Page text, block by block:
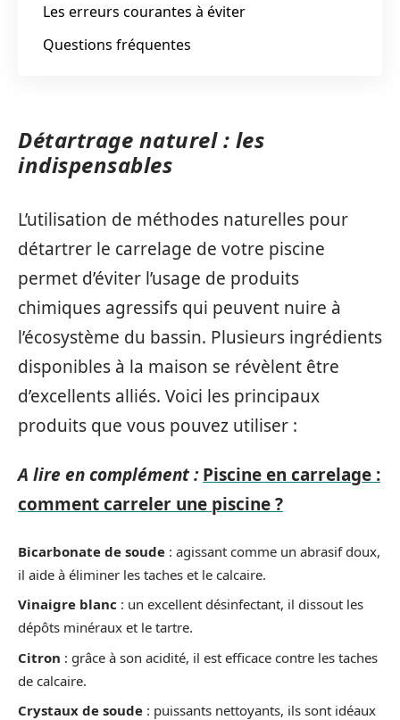
Les erreurs courantes à éviter
Questions fréquentes
Détartrage naturel : les
indispensables
L’utilisation de méthodes naturelles pour
détartrer le carrelage de votre piscine
permet d’éviter l’usage de produits
chimiques agressifs qui peuvent nuire à
l’écosystème du bassin. Plusieurs ingrédients
disponibles à la maison se révèlent être
d’excellents alliés. Voici les principaux
produits que vous pouvez utiliser :
A lire en complément : Piscine en carrelage :
comment carreler une piscine ?
Bicarbonate de soude : agissant comme un abrasif doux,
il aide à éliminer les taches et le calcaire.
Vinaigre blanc : un excellent désinfectant, il dissout les
dépôts minéraux et le tartre.
Citron : grâce à son acidité, il est efficace contre les taches
de calcaire.
Crystaux de soude : puissants nettoyants, ils sont idéaux